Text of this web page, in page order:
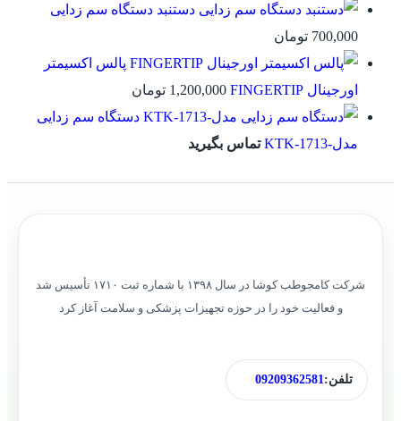
دستنبد دستگاه سم زدایی
700,000 تومان
پالس اکسیمتر
اورجینال FINGERTIP
1,200,000 تومان
دستگاه سم زدایی
مدل-KTK-1713
تماس بگیرید
شرکت کامجوطب کوشا در سال ۱۳۹۸ با شماره ثبت ۱۷۱۰ تأسیس شد
و فعالیت خود را در حوزه تجهیزات پزشکی و سلامت آغاز کرد
تلفن: 09209362581